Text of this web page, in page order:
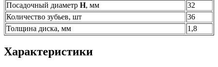
Посадочный диаметр H, мм
32
Количество зубьев, шт
36
Толщина диска, мм
1,8
Характеристики